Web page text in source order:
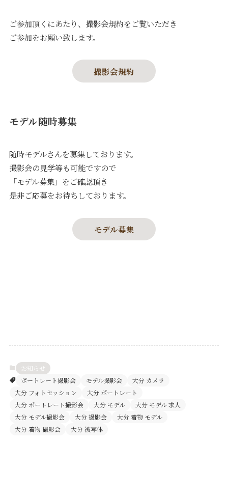
ご参加頂くにあたり、撮影会規約をご覧いただき
ご参加をお願い致します。
撮影会規約
モデル随時募集
随時モデルさんを募集しております。
撮影会の見学等も可能ですので
「モデル募集」をご確認頂き
是非ご応募をお待ちしております。
モデル募集
お知らせ
ポートレート撮影会
モデル撮影会
大分 カメラ
大分 フォトセッション
大分 ポートレート
大分 ポートレート撮影会
大分 モデル
大分 モデル 求人
大分 モデル撮影会
大分 撮影会
大分 着物 モデル
大分 着物 撮影会
大分 被写体